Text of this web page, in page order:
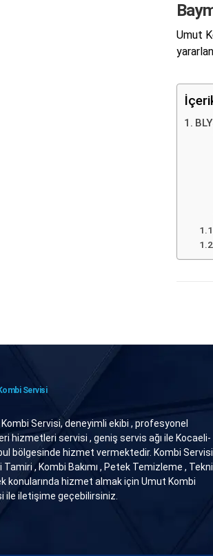
Umut
Servisi
Servisi, deneyimli ekibi , profesyonel
hizmetleri servisi , geniş servis ağı ile Kocaeli-
bölgesinde hizmet vermektedir. Kombi Servisi
Tamiri , Kombi Bakımı , Petek Temizleme ,
konularında hizmet almak için Umut Kombi
ile iletişime geçebilirsiniz.